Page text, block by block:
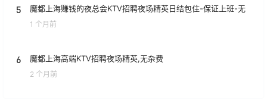
5 魔都上海赚钱的夜总会KTV招聘夜场精英日结包住-保证上班-无
1 个月前
6 魔都上海高端KTV招聘夜场精英,无杂费
2 个月前